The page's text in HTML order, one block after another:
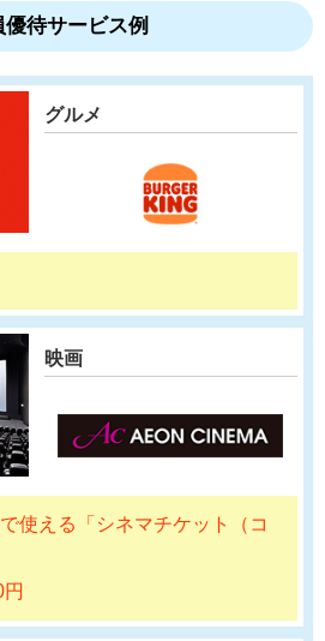
優待サービス例
グルメ
映画
使える「シネマチケット（コ